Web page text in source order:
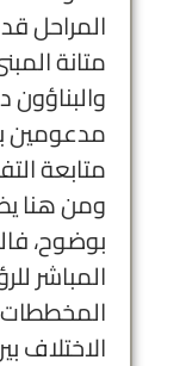
المراحل
متانة
مدعومين
متابعة
ومن هنا
بوضوح،
المباشر
المخططات
الاختلاف